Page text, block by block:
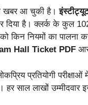
खबर आ चुकी है।
दिया है। क्लर्क के कुल
किन नियमों का पालना
Hall Ticket PDF
प्रतियोगी
हर साल लाखों उम्मीदवार